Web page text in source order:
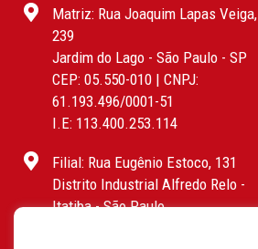
Matriz: Rua Joaquim Lapas Veiga,
239
Jardim do Lago - São Paulo - SP
CEP: 05.550-010 | CNPJ:
61.193.496/0001-51
I.E: 113.400.253.114
Filial: Rua Eugênio Estoco, 131
Distrito Industrial Alfredo Relo -
Itatiba - São Paulo